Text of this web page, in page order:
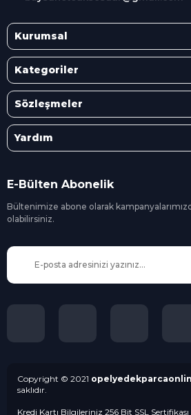
Kurumsal
Kategoriler
Sözleşmeler
Yardım
E-Bülten Abonelik
Bültenimize abone olarak
olabilirsiniz.
Copyright © 2021
saklıdır.
Kredi Kartı Bilgileriniz 256 Bit SSL